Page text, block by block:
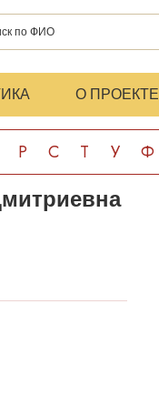
О ПРОЕКТЕ
Р С Т У Ф